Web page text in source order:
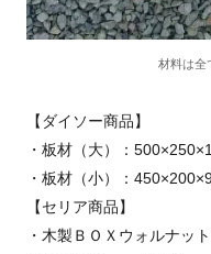
材料は全
【ダイソー商品】
・板材（大）：
・板材（小）：
【セリア商品】
・木製ＢＯＸウォルナッ